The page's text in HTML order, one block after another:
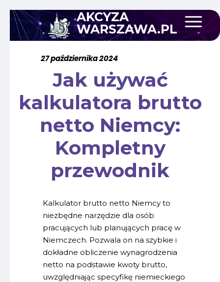
AKCYZA
WARSZAWA.PL
27 października 2024
Jak używać
kalkulatora brutto
netto Niemcy:
Kompletny
przewodnik
Kalkulator brutto netto Niemcy to
niezbędne narzędzie dla osób
pracujących lub planujących pracę w
Niemczech. Pozwala on na szybkie i
dokładne obliczenie wynagrodzenia
netto na podstawie kwoty brutto,
uwzględniając specyfikę niemieckiego